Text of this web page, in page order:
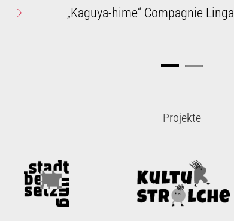
„Kaguya-hime“ Compagnie Linga
Projekte